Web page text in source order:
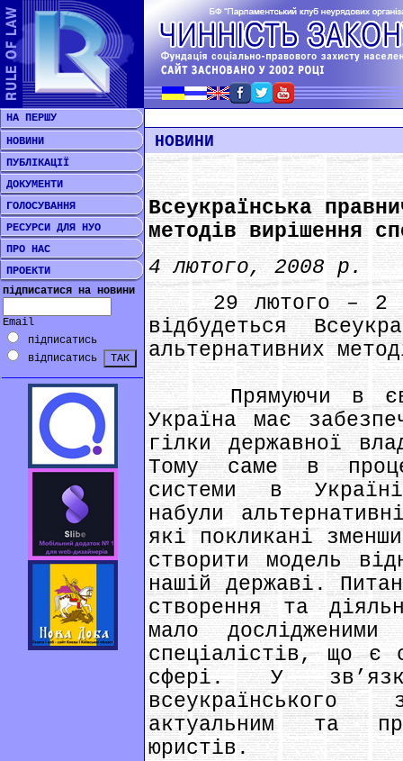
НА ПЕРШУ
НОВИНИ
ПУБЛІКАЦІЇ
ДОКУМЕНТИ
ГОЛОСУВАННЯ
РЕСУРСИ ДЛЯ НУО
ПРО НАС
ПРОЕКТИ
підписатися на новини
Email
підписатись
відписатись
НОВИНИ
Всеукраїнська
методів вирішення
4 лютого, 2008 р.
29 лютого – 2
відбудеться
альтернативних
Прямуючи в
Україна має
гілки державної
Тому саме в
системи в
набули
які покликані
створити модель
нашій державі.
створення та
мало
спеціалістів, що є
сфері. У
актуальним та
юристів.